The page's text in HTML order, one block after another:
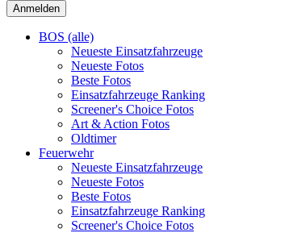
BOS (alle)
Neueste Einsatzfahrzeuge
Neueste Fotos
Beste Fotos
Einsatzfahrzeuge Ranking
Screener's Choice Fotos
Art & Action Fotos
Oldtimer
Feuerwehr
Neueste Einsatzfahrzeuge
Neueste Fotos
Beste Fotos
Einsatzfahrzeuge Ranking
Screener's Choice Fotos